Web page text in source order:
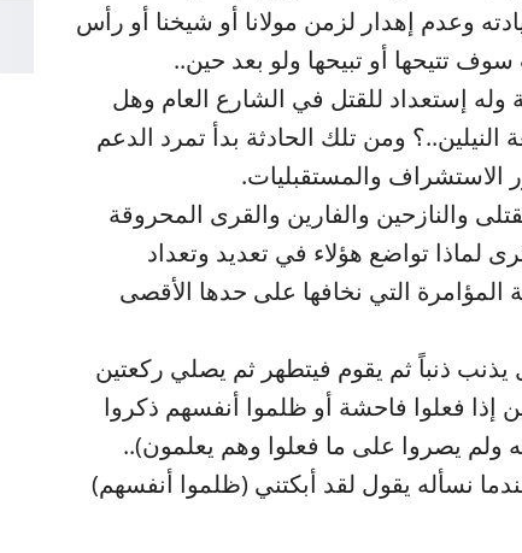
وعدم إهدار لزمن مولانا أو شيخنا أو رأس
سوف تتيحها أو تبيحها ولو بعد حين..
إستعداد للقتل في الشارع العام وهل
ومن تلك الحادثة بدأ تمرد الدعم
والمستقبليات.
والنازحين والفارين والقرى المحروقة
لماذا تواضع هؤلاء في تعديد وتعداد
المؤامرة التي نخافها على حدها الأقصى
ذنباً ثم يقوم فيتطهر ثم يصلي ركعتين
إذا فعلوا فاحشة أو ظلموا أنفسهم ذكروا
ولم يصروا على ما فعلوا وهم يعلمون)..
نسأله يقول لقد أبكتني (ظلموا أنفسهم)